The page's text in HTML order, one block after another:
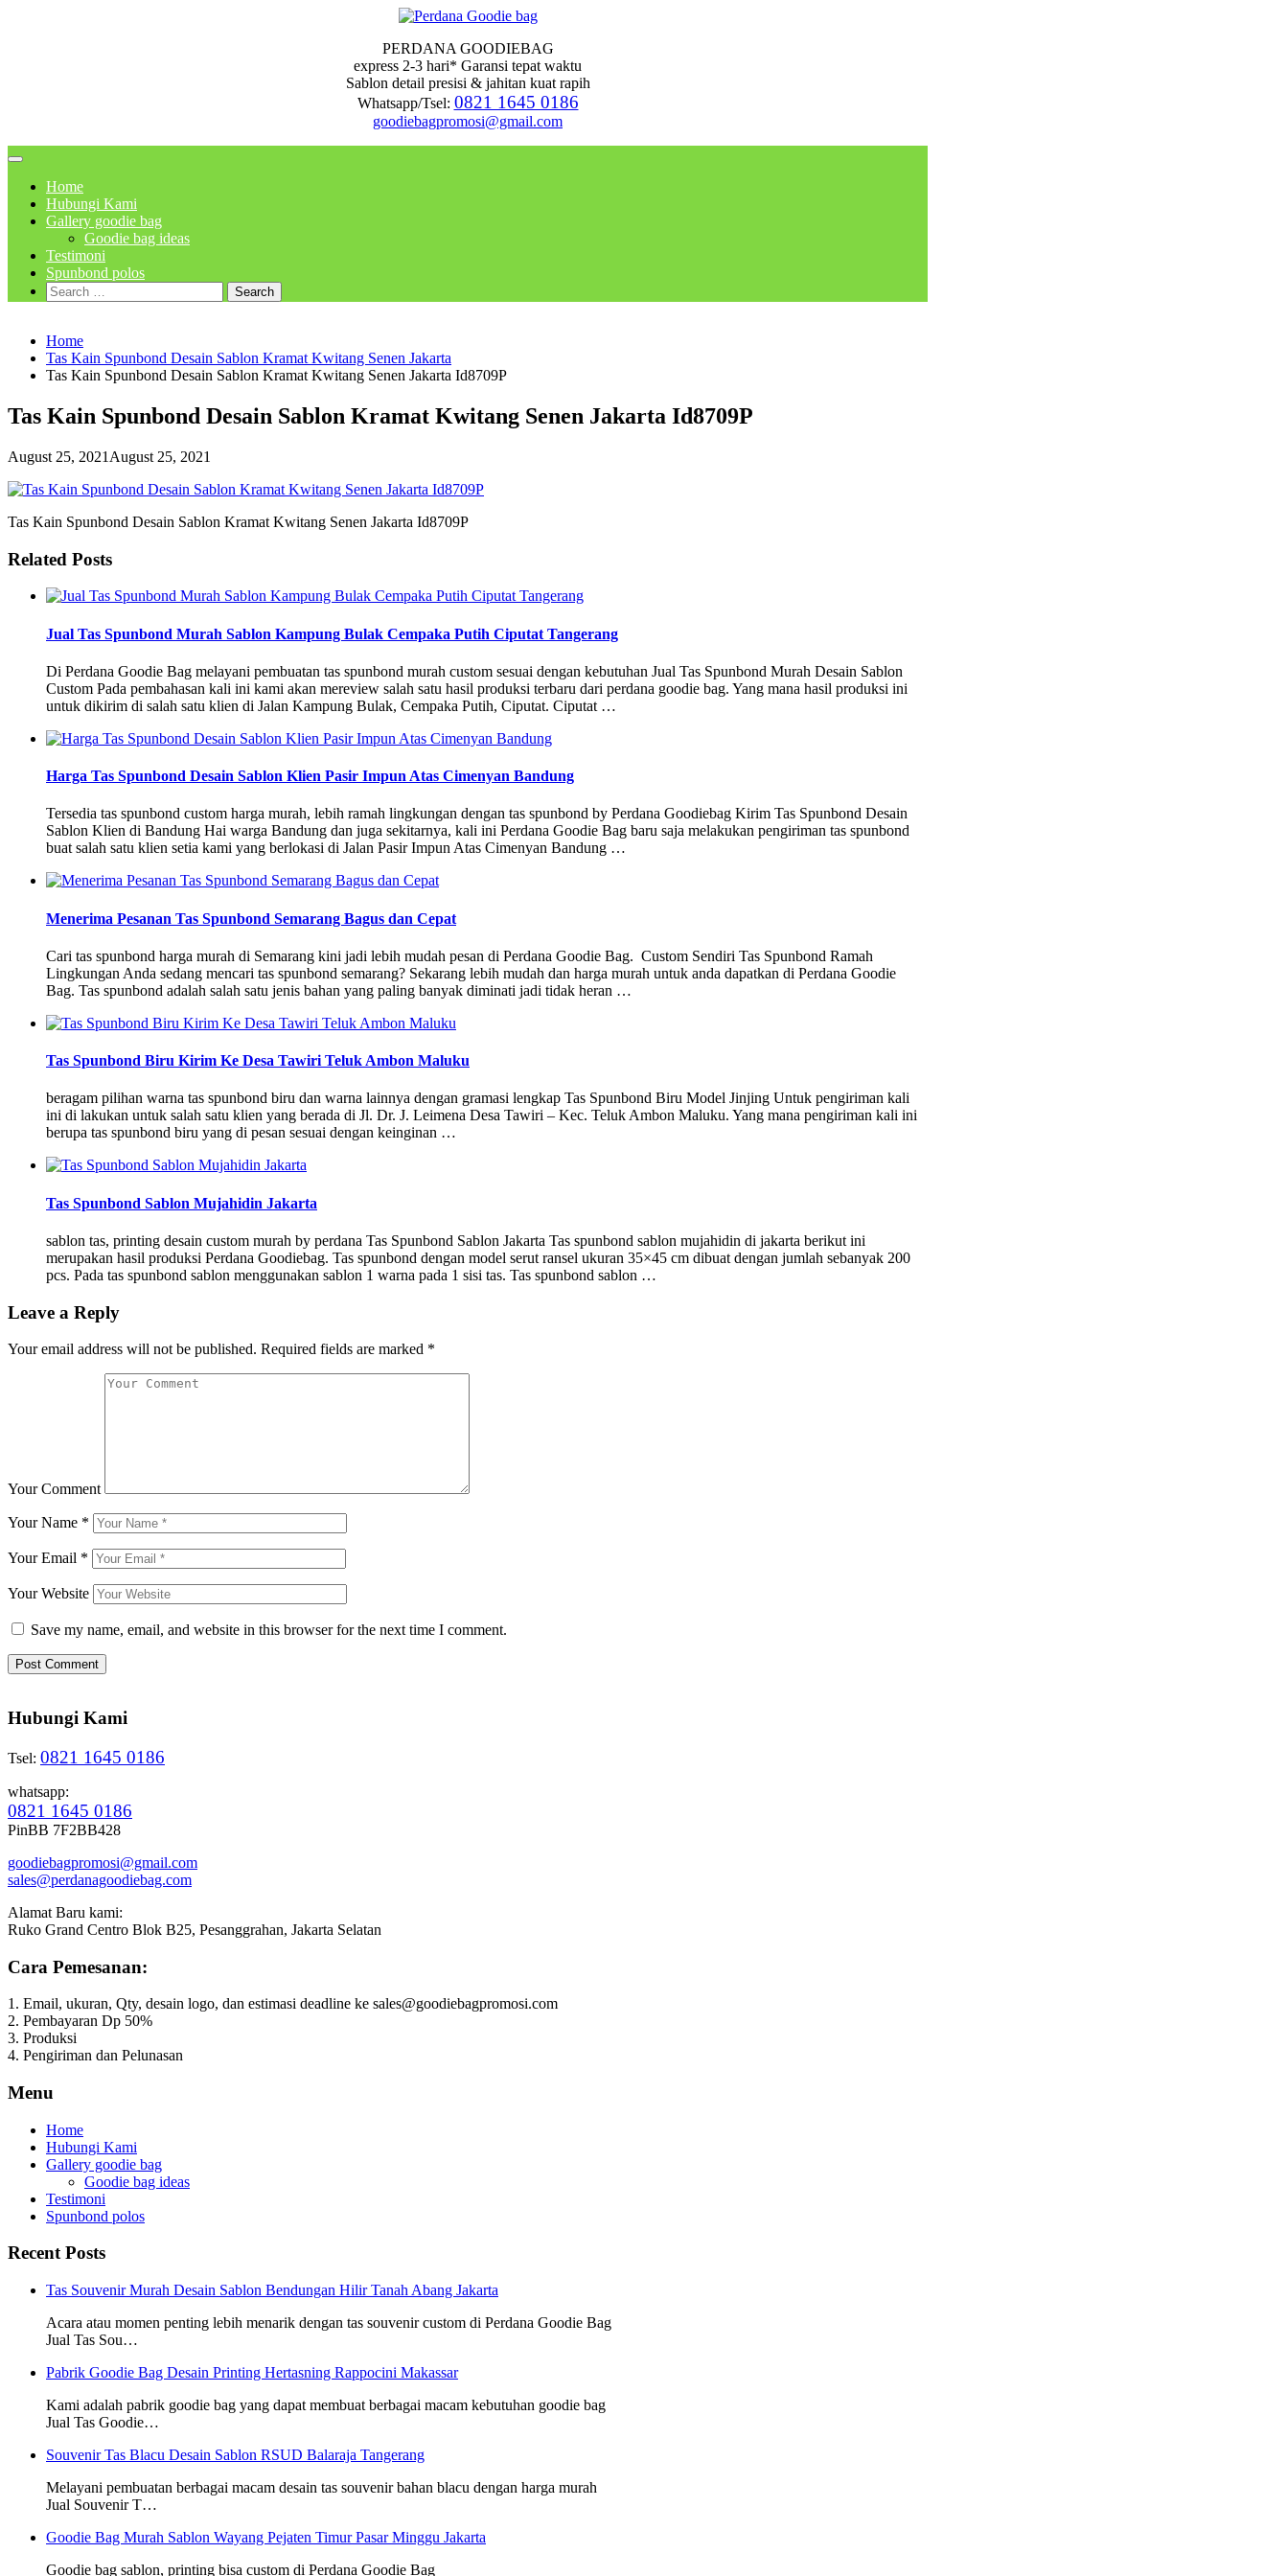
PERDANA GOODIEBAG
express 2-3 hari* Garansi tepat waktu
Sablon detail presisi & jahitan kuat rapih
Whatsapp/Tsel: 0821 1645 0186
goodiebagpromosi@gmail.com
Home
Hubungi Kami
Gallery goodie bag
Goodie bag ideas
Testimoni
Spunbond polos
Search
for:
Home
Tas Kain Spunbond Desain Sablon Kramat Kwitang Senen Jakarta
Tas Kain Spunbond Desain Sablon Kramat Kwitang Senen Jakarta Id8709P
Tas Kain Spunbond Desain Sablon Kramat Kwitang Senen Jakarta Id8709P
August 25, 2021 August 25, 2021
Tas Kain Spunbond Desain Sablon Kramat Kwitang Senen Jakarta Id8709P
Related Posts
Jual Tas Spunbond Murah Sablon Kampung Bulak Cempaka Putih Ciputat Tangerang
Di Perdana Goodie Bag melayani pembuatan tas spunbond murah custom sesuai dengan kebutuhan Jual Tas Spunbond Murah Desain Sablon
Custom Pada pembahasan kali ini kami akan mereview salah satu hasil produksi terbaru dari perdana goodie bag. Yang mana hasil produksi ini
untuk dikirim di salah satu klien di Jalan Kampung Bulak, Cempaka Putih, Ciputat. Ciputat …
Harga Tas Spunbond Desain Sablon Klien Pasir Impun Atas Cimenyan Bandung
Tersedia tas spunbond custom harga murah, lebih ramah lingkungan dengan tas spunbond by Perdana Goodiebag Kirim Tas Spunbond Desain
Sablon Klien di Bandung Hai warga Bandung dan juga sekitarnya, kali ini Perdana Goodie Bag baru saja melakukan pengiriman tas spunbond
buat salah satu klien setia kami yang berlokasi di Jalan Pasir Impun Atas Cimenyan Bandung …
Menerima Pesanan Tas Spunbond Semarang Bagus dan Cepat
Cari tas spunbond harga murah di Semarang kini jadi lebih mudah pesan di Perdana Goodie Bag. Custom Sendiri Tas Spunbond Ramah
Lingkungan Anda sedang mencari tas spunbond semarang? Sekarang lebih mudah dan harga murah untuk anda dapatkan di Perdana Goodie
Bag. Tas spunbond adalah salah satu jenis bahan yang paling banyak diminati jadi tidak heran …
Tas Spunbond Biru Kirim Ke Desa Tawiri Teluk Ambon Maluku
beragam pilihan warna tas spunbond biru dan warna lainnya dengan gramasi lengkap Tas Spunbond Biru Model Jinjing Untuk pengiriman kali
ini di lakukan untuk salah satu klien yang berada di Jl. Dr. J. Leimena Desa Tawiri – Kec. Teluk Ambon Maluku. Yang mana pengiriman kali ini
berupa tas spunbond biru yang di pesan sesuai dengan keinginan …
Tas Spunbond Sablon Mujahidin Jakarta
sablon tas, printing desain custom murah by perdana Tas Spunbond Sablon Jakarta Tas spunbond sablon mujahidin di jakarta berikut ini
merupakan hasil produksi Perdana Goodiebag. Tas spunbond dengan model serut ransel ukuran 35×45 cm dibuat dengan jumlah sebanyak 200
pcs. Pada tas spunbond sablon menggunakan sablon 1 warna pada 1 sisi tas. Tas spunbond sablon …
Leave a Reply
Your email address will not be published. Required fields are marked *
Your Comment
Your Name *
Your Email *
Your Website
Save my name, email, and website in this browser for the next time I comment.
Hubungi Kami
Tsel: 0821 1645 0186
whatsapp:
0821 1645 0186
PinBB 7F2BB428
goodiebagpromosi@gmail.com
sales@perdanagoodiebag.com
Alamat Baru kami:
Ruko Grand Centro Blok B25, Pesanggrahan, Jakarta Selatan
Cara Pemesanan:
1. Email, ukuran, Qty, desain logo, dan estimasi deadline ke sales@goodiebagpromosi.com
2. Pembayaran Dp 50%
3. Produksi
4. Pengiriman dan Pelunasan
Menu
Home
Hubungi Kami
Gallery goodie bag
Goodie bag ideas
Testimoni
Spunbond polos
Recent Posts
Tas Souvenir Murah Desain Sablon Bendungan Hilir Tanah Abang Jakarta
Acara atau momen penting lebih menarik dengan tas souvenir custom di Perdana Goodie Bag
Jual Tas Sou…
Pabrik Goodie Bag Desain Printing Hertasning Rappocini Makassar
Kami adalah pabrik goodie bag yang dapat membuat berbagai macam kebutuhan goodie bag
Jual Tas Goodie…
Souvenir Tas Blacu Desain Sablon RSUD Balaraja Tangerang
Melayani pembuatan berbagai macam desain tas souvenir bahan blacu dengan harga murah
Jual Souvenir T…
Goodie Bag Murah Sablon Wayang Pejaten Timur Pasar Minggu Jakarta
Goodie bag sablon, printing bisa custom di Perdana Goodie Bag